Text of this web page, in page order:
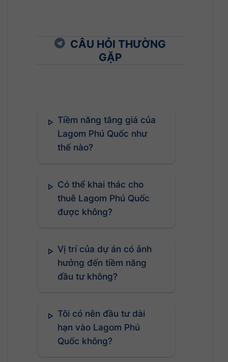
CÂU HỎI THƯỜNG
GẶP
Tiềm năng tăng giá của
Lagom Phú Quốc như
thế nào?
Có thể khai thác cho
thuê Lagom Phú Quốc
được không?
Vị trí của dự án có ảnh
hưởng đến tiềm năng
đầu tư không?
Tôi có nên đầu tư dài
hạn vào Lagom Phú
Quốc không?